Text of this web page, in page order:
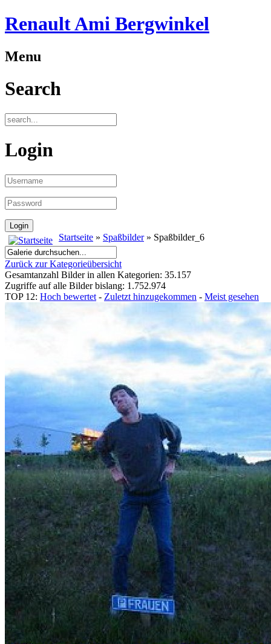
Renault Ami Bergwinkel
Menu
Search
Login
Startseite » Spaßbilder» Spaßbilder_6
Zurück zur Kategorieübersicht
Gesamtanzahl Bilder in allen Kategorien: 35.157
Zugriffe auf alle Bilder bislang: 1.752.974
TOP 12: Hoch bewertet - Zuletzt hinzugekommen - Meist gesehen